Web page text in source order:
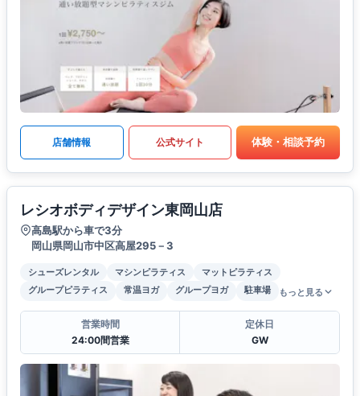
店舗情報 公式サイト 体験・相談予約
レシオボディデザイン東岡山店
高島駅から車で3分
岡山県岡山市中区高屋295－3
シューズレンタル マシンピラティス
マットピラティス
グループピラティス
常温ヨガ グループヨガ 駐車場 もっと見る
営業時間
24:00間営業
定休日
GW